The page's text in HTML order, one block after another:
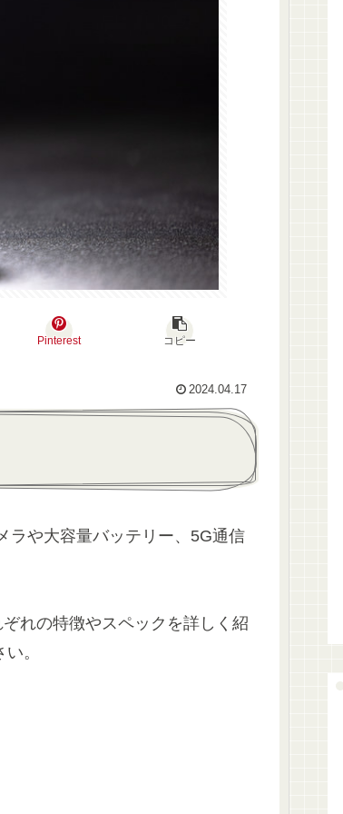
Pinterest コピー
2024.04.17
ラや大容量バッテリー、5G通信
れの特徴やスペックを詳しく紹
。